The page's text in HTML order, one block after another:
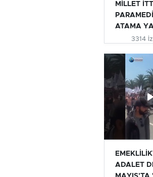
MİLLET
ATAMA
MI? |3314
ADALET